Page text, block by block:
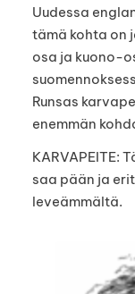
Uudessa
tämä kohta on
osa ja kuono-
Runsas
enemmän
KARVAPEITE:
saa pään ja
leveämmältä.